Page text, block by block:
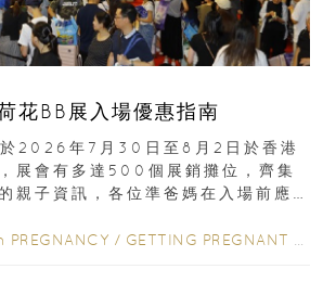
花BB展入場優惠指南
於2026年7月30日至8月2日於香港
展會有多達500個展銷攤位，齊集
親子資訊，各位準爸媽在入場前應
PREGNANCY / GETTING PREGNANT